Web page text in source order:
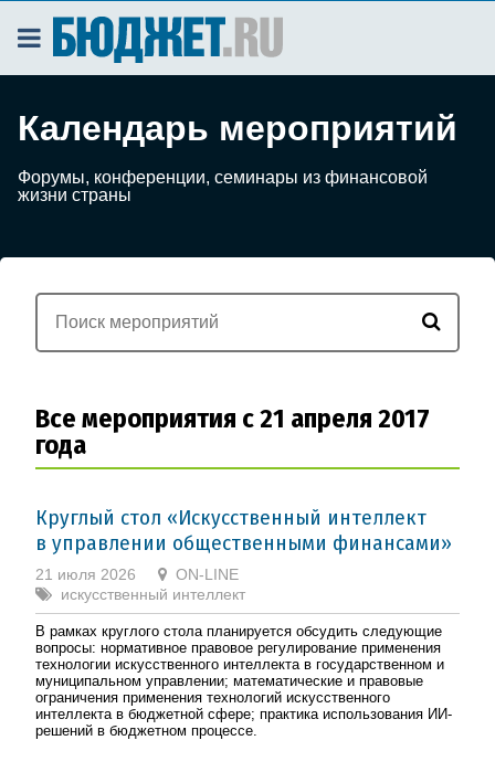
Календарь мероприятий
Форумы, конференции, семинары из финансовой
жизни страны
Все мероприятия с 21 апреля 2017
года
Круглый стол «Искусственный интеллект
в управлении общественными финансами»
21 июля 2026
ON-LINE
искусcтвенный интеллект
В рамках круглого стола планируется обсудить следующие
вопросы: нормативное правовое регулирование применения
технологии искусственного интеллекта в государственном и
муниципальном управлении; математические и правовые
ограничения применения технологий искусственного
интеллекта в бюджетной сфере; практика использования ИИ-
решений в бюджетном процессе.